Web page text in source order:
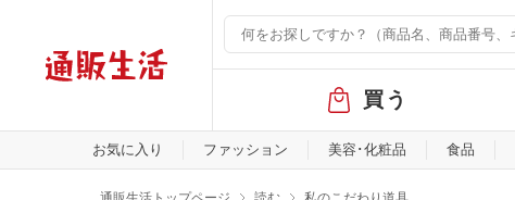
バ
ル
メ
買う
お気に入り ファッション 美容･化粧品 食品